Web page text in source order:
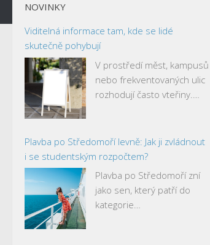
NOVINKY
Viditelná informace tam, kde se lidé
skutečně pohybují
V prostředí měst, kampusů
nebo frekventovaných ulic
rozhodují často vteřiny.…
Plavba po Středomoří levně: Jak ji zvládnout
i se studentským rozpočtem?
Plavba po Středomoří zní
jako sen, který patří do
kategorie…